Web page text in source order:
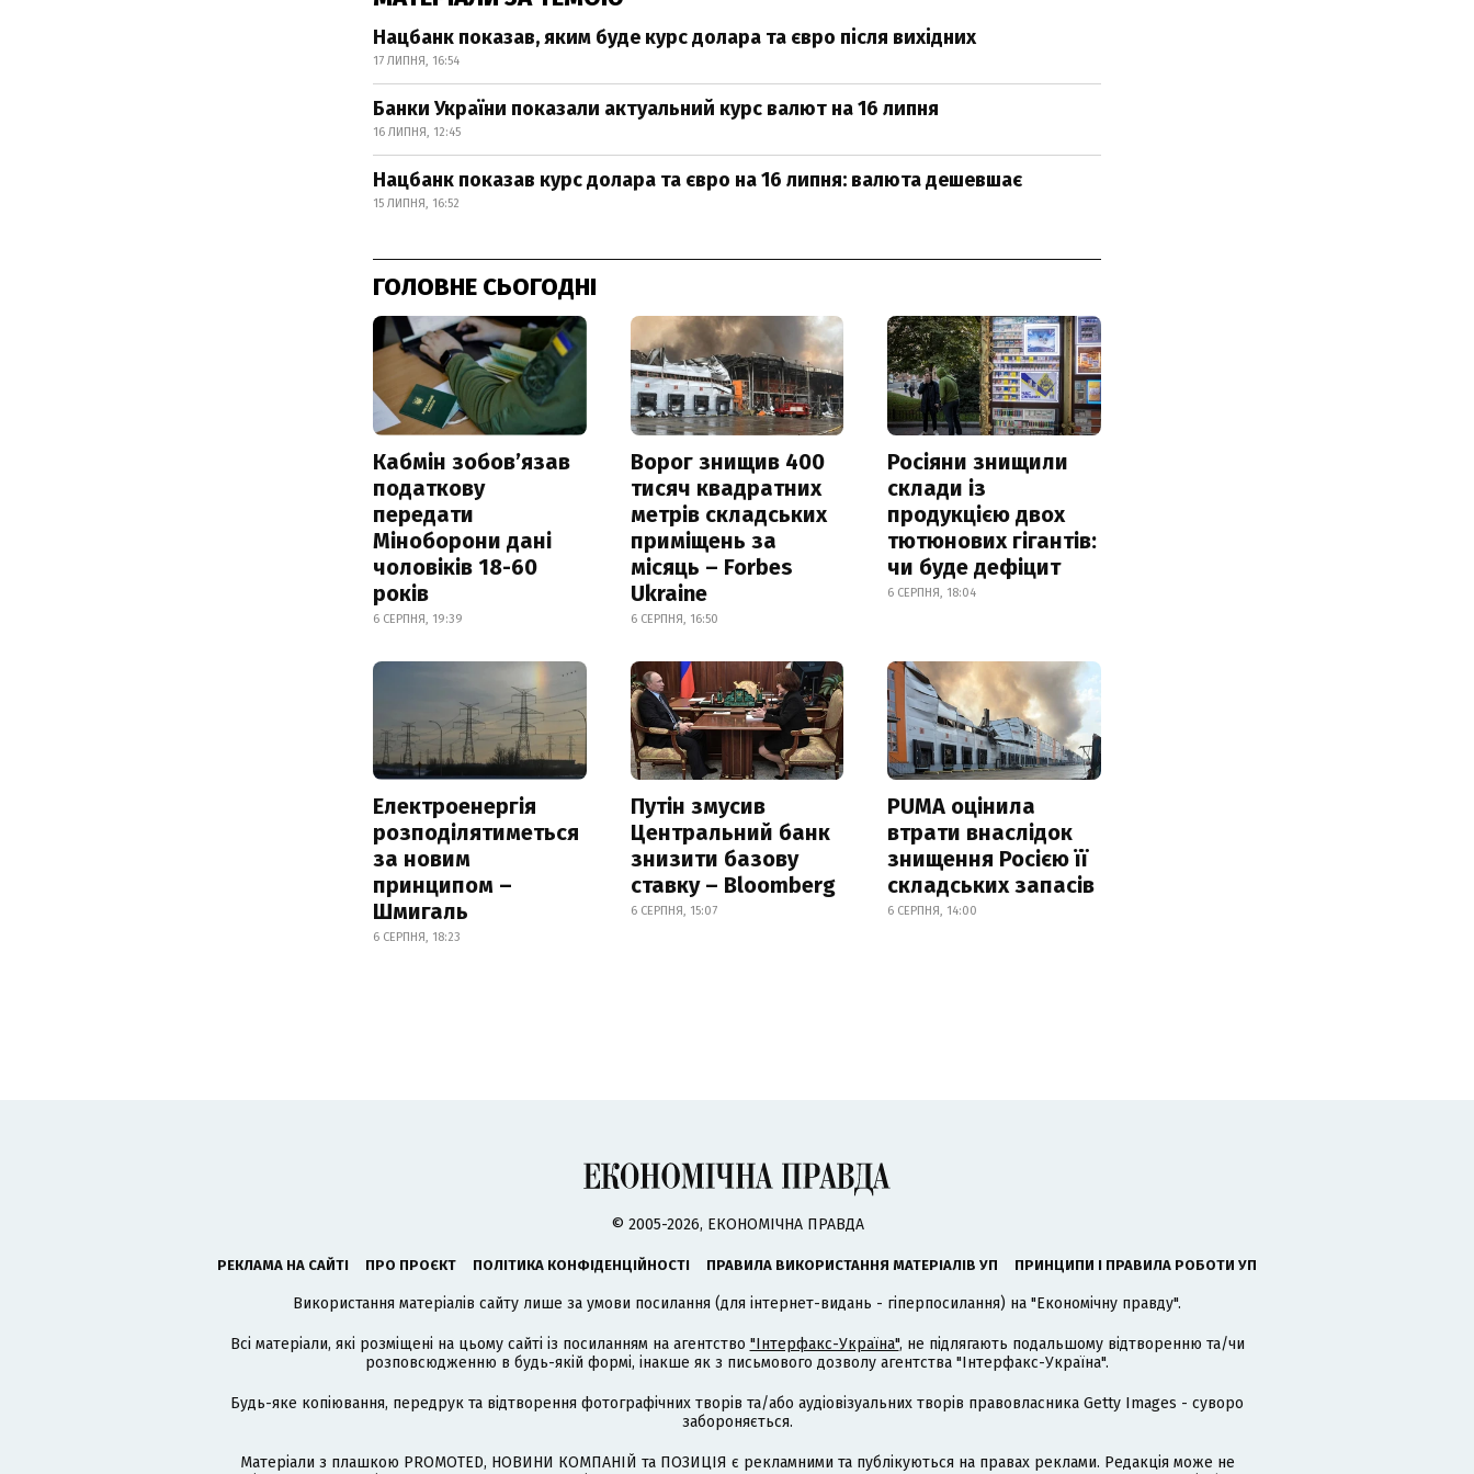
Нацбанк показав, яким буде курс долара та євро після вихідних
17 ЛИПНЯ, 16:54
Банки України показали актуальний курс валют на 16 липня
16 ЛИПНЯ, 12:45
Нацбанк показав курс долара та євро на 16 липня: валюта дешевшає
15 ЛИПНЯ, 16:52
ГОЛОВНЕ СЬОГОДНІ
Кабмін зобовʼязав
податкову
передати
Міноборони дані
чоловіків 18-60
років
6 СЕРПНЯ, 19:39
Ворог знищив 400
тисяч квадратних
метрів складських
приміщень за
місяць – Forbes
Ukraine
6 СЕРПНЯ, 16:50
Росіяни знищили
склади із
продукцією двох
тютюнових гігантів:
чи буде дефіцит
6 СЕРПНЯ, 18:04
Електроенергія
розподілятиметься
за новим
принципом –
Шмигаль
6 СЕРПНЯ, 18:23
Путін змусив
Центральний банк
знизити базову
ставку – Bloomberg
6 СЕРПНЯ, 15:07
PUMA оцінила
втрати внаслідок
знищення Росією її
складських запасів
6 СЕРПНЯ, 14:00
© 2005-2026, ЕКОНОМІЧНА ПРАВДА
РЕКЛАМА НА САЙТІ ПРО ПРОЄКТ ПОЛІТИКА КОНФІДЕНЦІЙНОСТІ ПРАВИЛА ВИКОРИСТАННЯ МАТЕРІАЛІВ УП ПРИНЦИПИ І ПРАВИЛА РОБОТИ УП
Використання матеріалів сайту лише за умови посилання (для інтернет-видань - гіперпосилання) на "Економічну правду".
Всі матеріали, які розміщені на цьому сайті із посиланням на агентство "Інтерфакс-Україна", не підлягають подальшому відтворенню та/чи
розповсюдженню в будь-якій формі, інакше як з письмового дозволу агентства "Інтерфакс-Україна".
Будь-яке копіювання, передрук та відтворення фотографічних творів та/або аудіовізуальних творів правовласника Getty Images - суворо
забороняється.
Матеріали з плашкою PROMOTED, НОВИНИ КОМПАНІЙ та ПОЗИЦІЯ є рекламними та публікуються на правах реклами. Редакція може не